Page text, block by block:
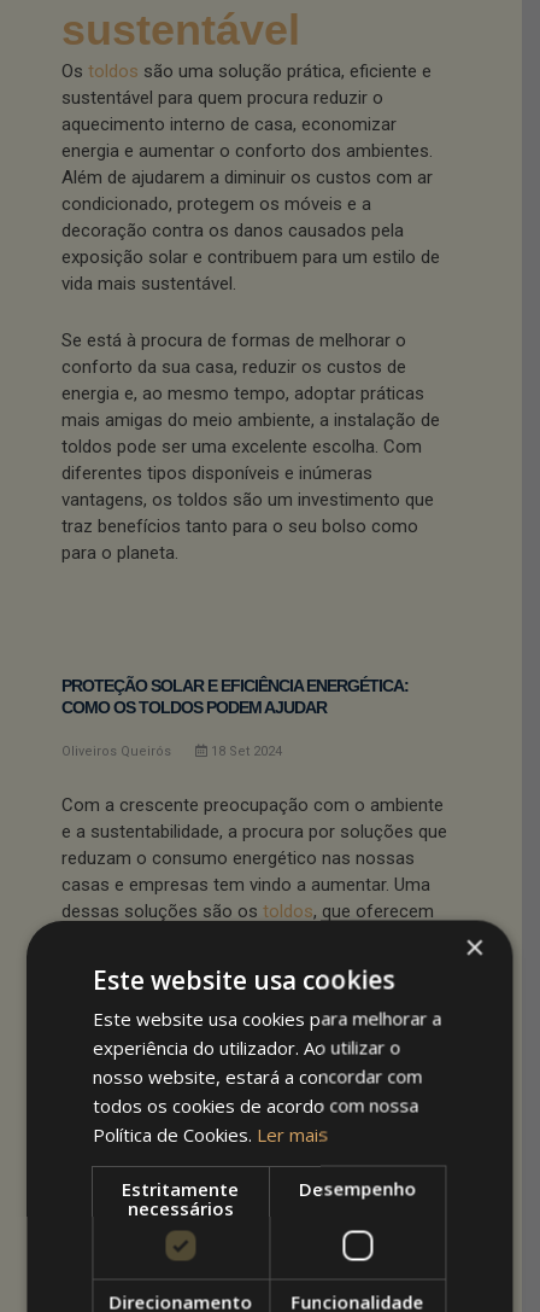
sustentável
Os toldos são uma solução prática, eficiente e
sustentável para quem procura reduzir o
aquecimento interno de casa, economizar
energia e aumentar o conforto dos ambientes.
Além de ajudarem a diminuir os custos com ar
condicionado, protegem os móveis e a
decoração contra os danos causados pela
exposição solar e contribuem para um estilo de
vida mais sustentável.
Se está à procura de formas de melhorar o
conforto da sua casa, reduzir os custos de
energia e, ao mesmo tempo, adoptar práticas
mais amigas do meio ambiente, a instalação de
toldos pode ser uma excelente escolha. Com
diferentes tipos disponíveis e inúmeras
vantagens, os toldos são um investimento que
traz benefícios tanto para o seu bolso como
para o planeta.
PROTEÇÃO SOLAR E EFICIÊNCIA ENERGÉTICA:
COMO OS TOLDOS PODEM AJUDAR
Oliveiros Queirós 18 Set 2024
Com a crescente preocupação com o ambiente
e a sustentabilidade, a procura por soluções que
reduzam o consumo energético nas nossas
casas e empresas tem vindo a aumentar. Uma
dessas soluções são os toldos, que oferecem
mesmo tempo que proporcionam uma maior
eficiência energética.
Veja como os toldos contribuem para a
proteção solar, como ajudam a reduzir o calor
dentro de edifícios e, consequentemente, como
impactam positivamente a eficiência energética.
O que são toldos e
qual a sua
×
Este website usa cookies
Este website usa cookies para melhorar a
experiência do utilizador. Ao utilizar o
nosso website, estará a concordar com
todos os cookies de acordo com nossa
Política de Cookies. Ler mais
Estritamente
necessários
Desempenho
Direcionamento Funcionalidade